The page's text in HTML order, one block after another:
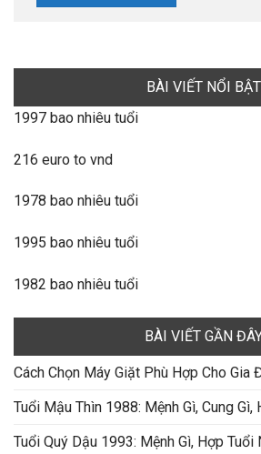
BÀI VIẾT NỔI BẬT
1997 bao nhiêu tuổi
216 euro to vnd
1978 bao nhiêu tuổi
1995 bao nhiêu tuổi
1982 bao nhiêu tuổi
BÀI VIẾT GẦN
Cách Chọn Máy Giặt Phù Hợp Cho Gia
Tuổi Mậu Thìn 1988: Mệnh Gì, Cung Gì,
Tuổi Quý Dậu 1993: Mệnh Gì, Hợp